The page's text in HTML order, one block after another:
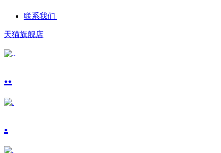
联系我们
天猫旗舰店
..
.